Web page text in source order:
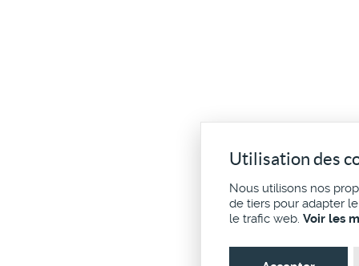
Utilisation des
Nous utilisons nos
de tiers pour adapter
le trafic web. Voir les